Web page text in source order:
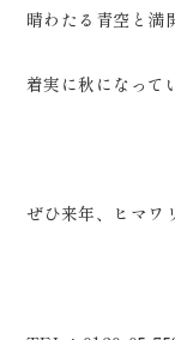
晴わたる青空と満
着実に秋になって
ぜひ来年、ヒマ